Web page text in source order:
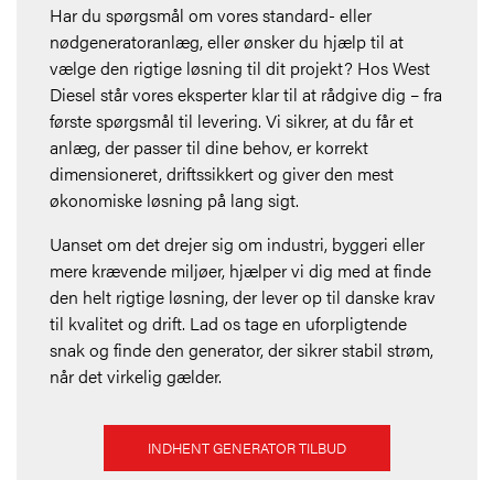
Har du spørgsmål om vores standard- eller
nødgeneratoranlæg, eller ønsker du hjælp til at
vælge den rigtige løsning til dit projekt? Hos West
Diesel står vores eksperter klar til at rådgive dig – fra
første spørgsmål til levering. Vi sikrer, at du får et
anlæg, der passer til dine behov, er korrekt
dimensioneret, driftssikkert og giver den mest
økonomiske løsning på lang sigt.
Uanset om det drejer sig om industri, byggeri eller
mere krævende miljøer, hjælper vi dig med at finde
den helt rigtige løsning, der lever op til danske krav
til kvalitet og drift. Lad os tage en uforpligtende
snak og finde den generator, der sikrer stabil strøm,
når det virkelig gælder.
INDHENT GENERATOR TILBUD